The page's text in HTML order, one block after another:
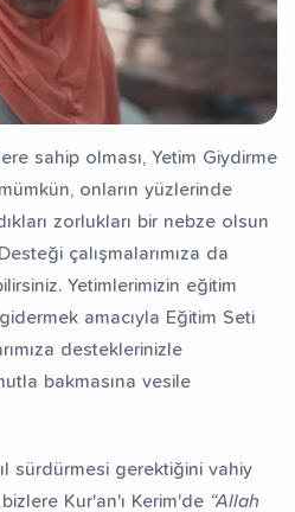
Külliye Projesi
sahip olması, Yetim Giydirme
onların yüzlerinde
zorlukları bir nebze olsun
çalışmalarımıza da
Yetimlerimizin eğitim
amacıyla Eğitim Seti
desteklerinizle
bakmasına vesile
sürdürmesi gerektiğini vahiy
Kur'an'ı Kerim'de “Allah